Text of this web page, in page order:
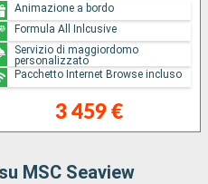
3 459 €
Animazione a bordo
Formula All Inlcusive
Servizio di maggiordomo
personalizzato
Pacchetto Internet Browse incluso
MSC Seaview